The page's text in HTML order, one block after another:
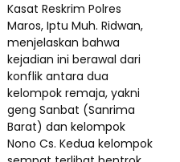
Kasat Reskrim Polres
Maros, Iptu Muh. Ridwan,
menjelaskan bahwa
kejadian ini berawal dari
konflik antara dua
kelompok remaja, yakni
geng Sanbat (Sanrima
Barat) dan kelompok
Nono Cs. Kedua kelompok